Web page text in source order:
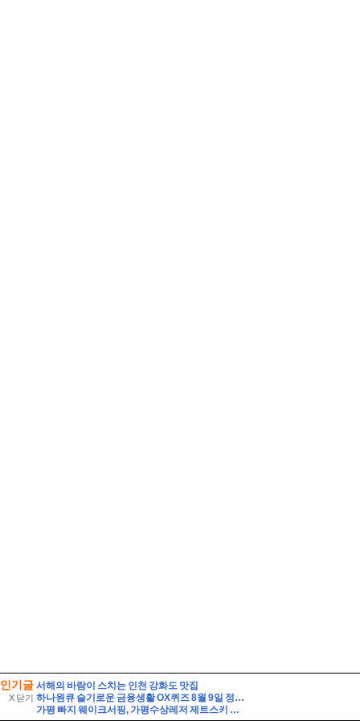
인기글
X 닫기
서해의 바람이 스치는 인천 강화도 맛집
하나원큐 슬기로운 금융생활 OX퀴즈 8월 9일 정답(하나원큐에서는 나의 은퇴 MBTI를 알아볼수 있다)
가평 빠지 웨이크서핑, 가평수상레저 제트스키 핫플